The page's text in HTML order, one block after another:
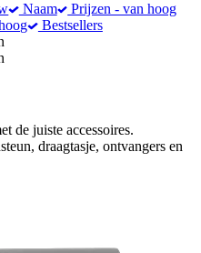
Naam
Prijzen - van hoog
Bestsellers
de juiste accessoires.
draagtasje, ontvangers en